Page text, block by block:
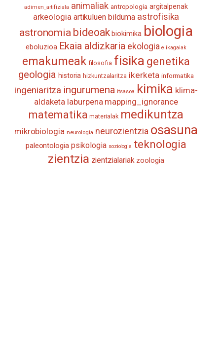
adimen_artifiziala animaliak antropologia argitalpenak
arkeologia artikuluen bilduma astrofisika
astronomia bideoak biokimika biologia
eboluzioa Ekaia aldizkaria ekologia elikagaiak
emakumeak filosofia fisika genetika
geologia historia hizkuntzalaritza ikerketa informatika
ingeniaritza ingurumena itsasoa kimika klima-
aldaketa laburpena mapping_ignorance
matematika materialak medikuntza
mikrobiologia neurologia neurozientzia osasuna
paleontologia psikologia soziologia teknologia
zientzia zientzialariak zoologia